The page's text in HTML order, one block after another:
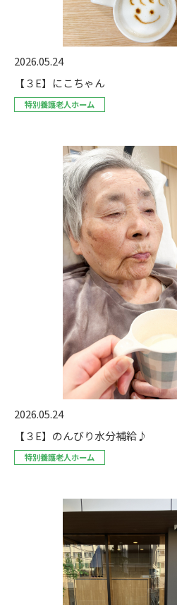
2026.05.24
【３E】にこちゃん
特別養護老人ホーム
2026.05.24
【３E】のんびり水分補給♪
特別養護老人ホーム